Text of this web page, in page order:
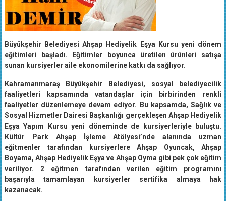
eğitimleri başladı. Eğitimler boyunca üretilen ürünleri satışa
sunan kursiyerler aile ekonomilerine katkı da sağlıyor.
faaliyetleri kapsamında vatandaşlar için birbirinden renkli
faaliyetler düzenlemeye devam ediyor. Bu kapsamda, Sağlık ve
Sosyal Hizmetler Dairesi Başkanlığı gerçekleşen Ahşap Hediyelik
Eşya Yapım Kursu yeni döneminde de kursiyerleriyle buluştu.
Kültür Park Ahşap İşleme Atölyesi’nde alanında uzman
eğitmenler tarafından kursiyerlere Ahşap Oyuncak, Ahşap
Boyama, Ahşap Hediyelik Eşya ve Ahşap Oyma gibi pek çok eğitim
veriliyor. 2 eğitmen tarafından verilen eğitim programını
başarıyla tamamlayan kursiyerler sertifika almaya hak
kazanacak.